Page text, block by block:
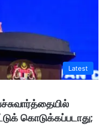
Latest
கொடுக்கப்படாது;